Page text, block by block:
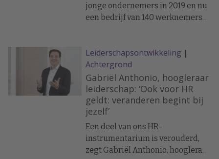
jonge ondernemers in 2019 en nu
een bedrijf van 140 werknemers
herbruikbare potten met
boodschappen aan consumenten
in Nederland en België. Hoe houd
je die dynamiek als HR bij? Head
of People & Culture, Greetje de
Haan: ‘Het gaat om vertrouwen en
wederzijdse verwachtingen. Dat
is de employee experience en die
moet je goed blijven meten.’
Leiderschapsontwikkeling |
Achtergrond
Gabriël Anthonio, hoogleraar
leiderschap: ‘Ook voor HR
geldt: veranderen begint bij
jezelf’
Een deel van ons HR-
instrumentarium is verouderd,
zegt Gabriël Anthonio, hoogleraar